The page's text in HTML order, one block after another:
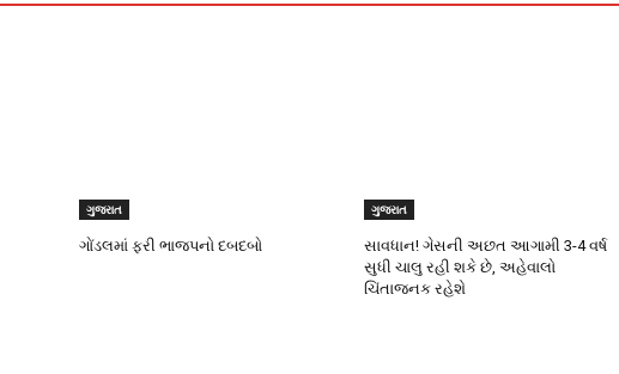
ગુજરાત
ગોંડલમાં ફરી ભાજપનો દબદબો
ગુજરાત
સાવધાન! ગેસની અછત આગામી 3-4 વર્ષ
સુધી ચાલુ રહી શકે છે, અહેવાલો
ચિંતાજનક રહેશે